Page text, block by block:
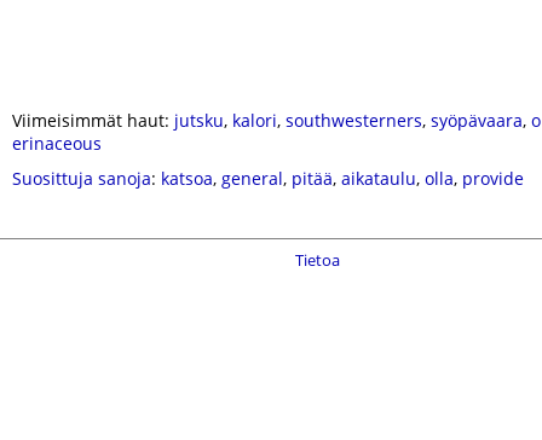
Viimeisimmät haut: jutsku, kalori, southwesterners, syöpävaara,
erinaceous
Suosittuja sanoja: katsoa, general, pitää, aikataulu, olla, provide
Tietoa